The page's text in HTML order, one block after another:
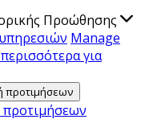
Προώθησης
Manage
για
προτιμήσεων